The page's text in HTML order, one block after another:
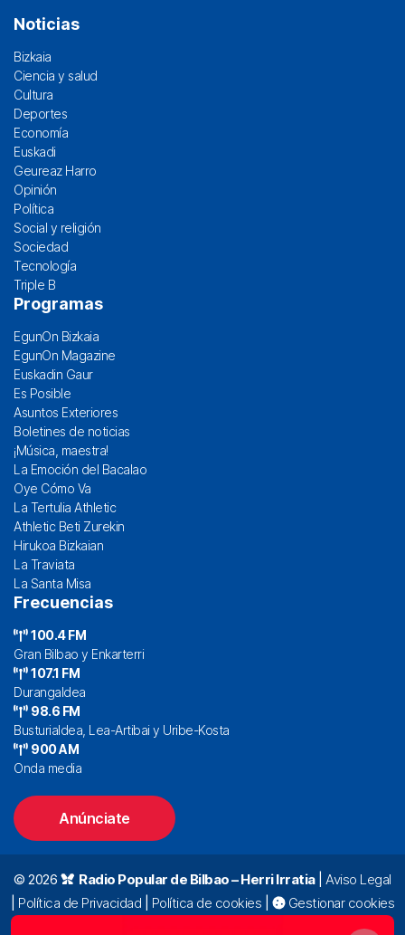
Noticias
Bizkaia
Ciencia y salud
Cultura
Deportes
Economía
Euskadi
Geureaz Harro
Opinión
Política
Social y religión
Sociedad
Tecnología
Triple B
Programas
EgunOn Bizkaia
EgunOn Magazine
Euskadin Gaur
Es Posible
Asuntos Exteriores
Boletines de noticias
¡Música, maestra!
La Emoción del Bacalao
Oye Cómo Va
La Tertulia Athletic
Athletic Beti Zurekin
Hirukoa Bizkaian
La Traviata
La Santa Misa
Frecuencias
100.4 FM
Gran Bilbao y Enkarterri
107.1 FM
Durangaldea
98.6 FM
Busturialdea, Lea-Artibai y Uribe-Kosta
900 AM
Onda media
Anúnciate
© 2026 Radio Popular de Bilbao – Herri Irratia| Aviso Legal
Política de Privacidad Política de cookies
Gestionar cookies
94 423 92 00|